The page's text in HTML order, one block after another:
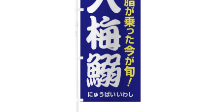
に対して四辺（すべての辺をプラス10ｍｍ）
したサイズで製作ください。（重要な情報な
どについては仕上がりサイズから四辺内側に
20ｍｍ程度内側の範囲内でデザイン校正して
当社の既製デザインを利用してのぼり旗を
当社の既製のぼり旗に対してお客様の任意の
テキストや企業情報・お店情報などを埋め込
むことができます。ご購入時にご希望の店舗
名などをご記載ください。専任のデザイナー
がバッチリデザインします。書体などのご指
定がなければ、のぼりのイメージに最適のフ
ォントを使用します。基本的にのぼりの下部
と良いかひらめくかもしれません。デザイン
の方向性につきましてはお客様の好みもあり
ますので、見られる方（お客様）ができる限
り反転したデザインをみるよりも正像でみら
れるデザインを提供したいかと思いますので
その辺を参考にするとよいかもしれません。
工方法となります。
ハトメ（鳩目）とは、革や布などに開けた穴
を補強するために取り付けるリングです。壁
側にロープなどで固定して、突風で倒れること
も風向きによってずっと裏向きになってしまう
工方法となります。
ハトメ（鳩目）とは、革や布などに開けた穴
を補強するために取り付けるリングです。壁
側にロープなどで固定して、突風で倒れること
も風向きによってずっと裏向きになってしまう
側辺補強縫製
［ +38円 ］
L字補強縫製
［ +38円 ］
す。生地の厚みが薄く、裏側にインクが浸透
しやすい生地です。